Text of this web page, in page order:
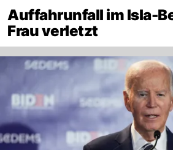
Auffahrunfall im Isla-
Frau verletzt